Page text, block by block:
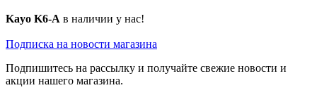
Kayo K6-A в наличии у нас!
Подписка на новости магазина
Подпишитесь на рассылку и получайте свежие новости и
акции нашего магазина.